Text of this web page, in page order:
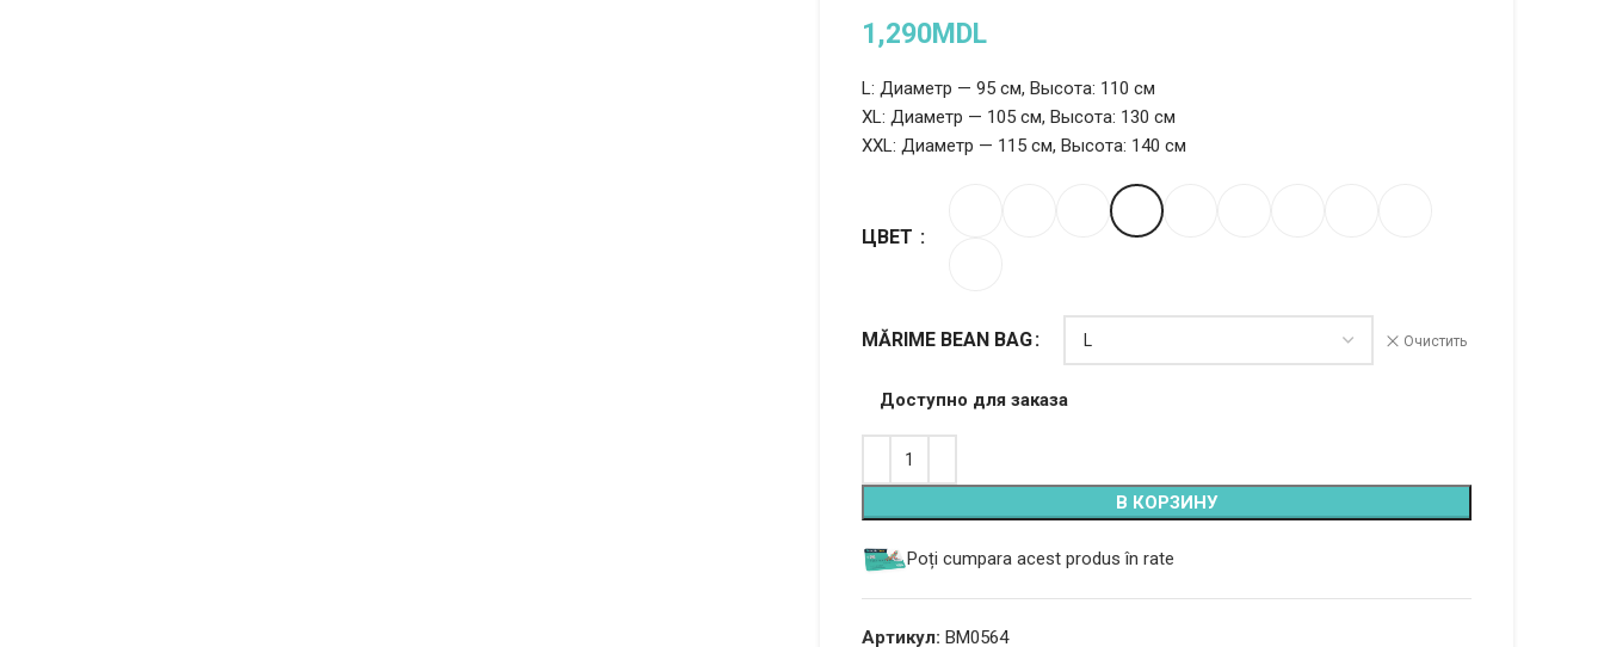
1,290MDL
L: Диаметр — 95 см, Высота: 110 см
XL: Диаметр — 105 см, Высота: 130 см
XXL: Диаметр — 115 см, Высота: 140 см
ЦВЕТ
MĂRIME BEAN BAG Очистить
Доступно для заказа
В КОРЗИНУ
Alternative:
Poți cumpara acest produs în rate
Артикул: BM0564